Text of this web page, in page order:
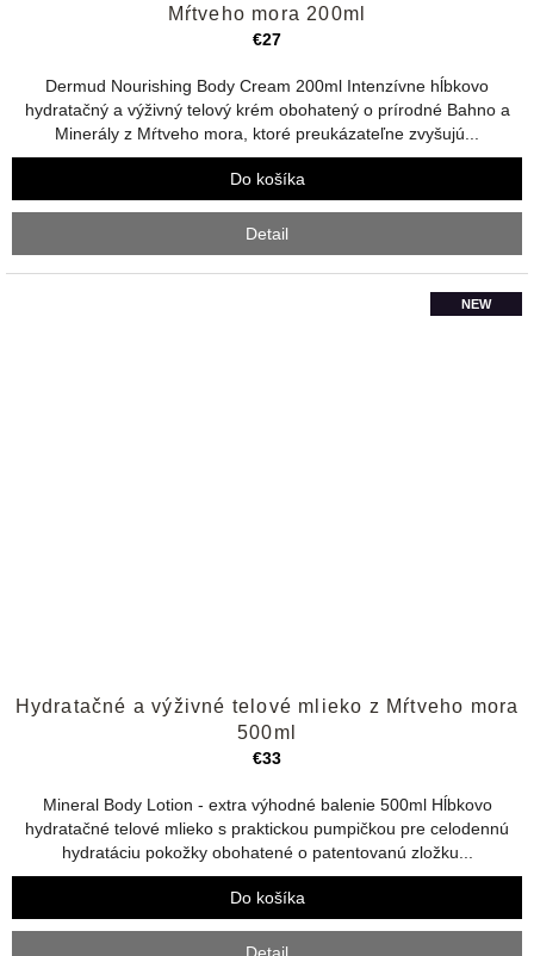
produktu
je
z
5
hviezdičiek.
Mŕtveho mora 200ml
€27
Dermud Nourishing Body Cream 200ml Intenzívne hĺbkovo
hydratačný a výživný telový krém obohatený o prírodné Bahno a
Minerály z Mŕtveho mora, ktoré preukázateľne zvyšujú...
Do košíka
Detail
NEW
hodnotenie
produktu
je
z
5
hviezdičiek.
Hydratačné a výživné telové mlieko z Mŕtveho mora
500ml
€33
Mineral Body Lotion - extra výhodné balenie 500ml Hĺbkovo
hydratačné telové mlieko s praktickou pumpičkou pre celodennú
hydratáciu pokožky obohatené o patentovanú zložku...
Do košíka